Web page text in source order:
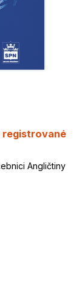
registrované
Angličtiny